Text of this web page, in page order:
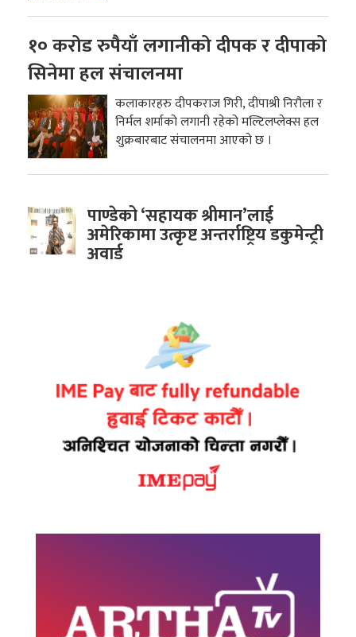
१० करोड रुपैयाँ लगानीको दीपक र दीपाको
सिनेमा हल संचालनमा
कलाकारहरु दीपकराज गिरी, दीपाश्री निरौला र
निर्मल शर्माको लगानी रहेको मल्टिलप्लेक्स हल
शुक्रबारबाट संचालनमा आएको छ ।
पाण्डेको ‘सहायक श्रीमान’लाई
अमेरिकामा उत्कृष्ट अन्तर्राष्ट्रिय डकुमेन्ट्री
अवार्ड